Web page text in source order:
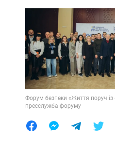
Форум безпеки «Життя поруч
пресслужба форуму